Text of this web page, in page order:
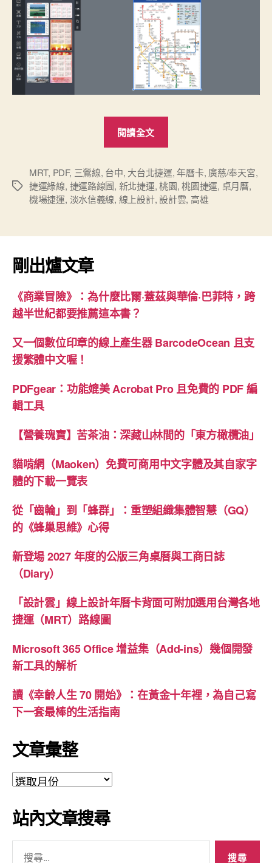
閱讀全文
線
上
設
年
背
面
附
用
各
捷
（MRT）
路
圖”
標
MRT, PDF, 三鶯線, 台中, 大台北捷運,年曆卡, 廣慈/奉天宮,
捷運綠線, 捷運路線圖, 新北捷運,桃園,桃園捷運, 桌月曆,
機場捷運, 淡水信義線, 線上設計,設計雲, 高雄
剛出爐文章
《商業冒險》：為什麼比爾·蓋茲與華倫·巴菲特，跨
越半世紀都要推薦這本書？
又一個數位印章的線上產生器 BarcodeOcean 且支
援繁體中文喔！
PDFgear：功能媲美 Acrobat Pro 且免費的 PDF 編
輯工具
【營養瑰寶】苦茶油：深藏山林間的「東方橄欖油」
貓啃網（Maoken）免費可商用中文字體及其自家字
體的下載一覽表
從「齒輪」到「蜂群」：重塑組織集體智慧（GQ）
的《蜂巢思維》心得
新登場 2027 年度的公版三角桌曆與工商日誌
（Diary）
「設計雲」線上設計年曆卡背面可附加選用台灣各地
捷運（MRT）路線圖
Microsoft 365 Office 增益集（Add-ins）幾個開發
新工具的解析
讀《幸齡人生 70 開始》：在黃金十年裡，為自己寫
下一套最棒的生活指南
文章彙整
文
彙
整
站內文章搜尋